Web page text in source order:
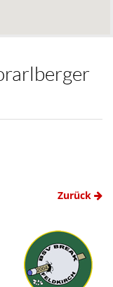
Zurück